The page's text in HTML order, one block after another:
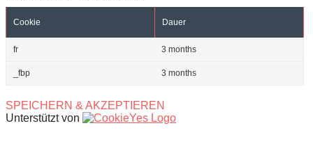
Cookie Dauer
fr 3 months
_fbp 3 months
SPEICHERN & AKZEPTIEREN
Unterstützt von